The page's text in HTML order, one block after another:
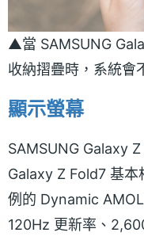
▲當 SAMSUNG
收納摺疊時，系統會
顯示螢幕
SAMSUNG Galaxy
Galaxy Z Fold7 基
例的 Dynamic
120Hz 更新率、